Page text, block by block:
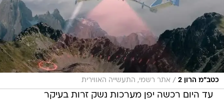
כטב"מ הרון 2 / אתר רשמי, התעשייה האווירית
עד היום רכשה יפן מערכות נשק זרות בעיקר